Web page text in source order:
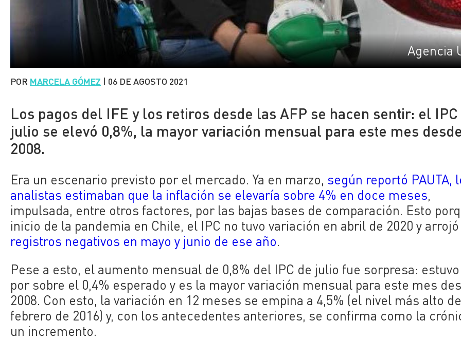
Agencia
POR MARCELA GÓMEZ | 06 DE AGOSTO 2021
Los pagos del IFE y los retiros desde las AFP se hacen sentir: el IPC
julio se elevó 0,8%, la mayor variación mensual para este mes desde
2008.
Era un escenario previsto por el mercado. Ya en marzo, según reportó PAUTA,
analistas estimaban que la inflación se elevaría sobre 4% en doce meses,
impulsada, entre otros factores, por las bajas bases de comparación. Esto
inicio de la pandemia en Chile, el IPC no tuvo variación en abril de 2020 y arrojó
registros negativos en mayo y junio de ese año.
Pese a esto, el aumento mensual de 0,8% del IPC de julio fue sorpresa:
por sobre el 0,4% esperado y es la mayor variación mensual para este mes
2008. Con esto, la variación en 12 meses se empina a 4,5% (el nivel más alto
febrero de 2016) y, con los antecedentes anteriores, se confirma como la
un incremento.